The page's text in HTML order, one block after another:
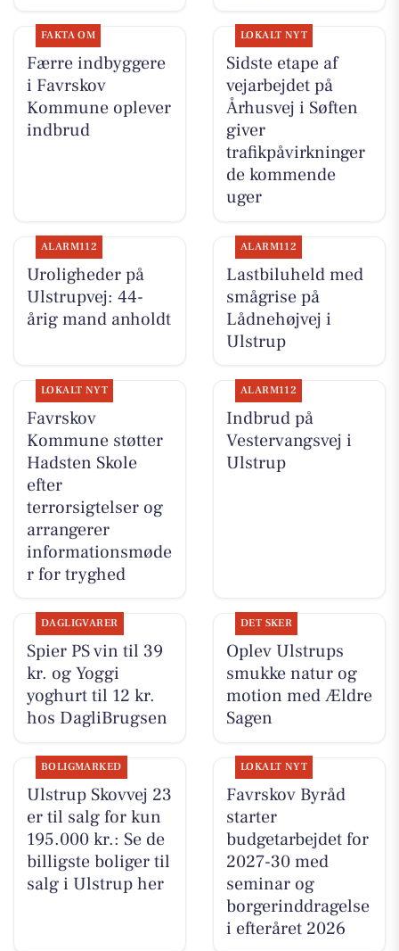
FAKTA OM
Færre indbyggere
i Favrskov
Kommune oplever
indbrud
LOKALT NYT
Sidste etape af
vejarbejdet på
Århusvej i Søften
giver
trafikpåvirkninger
de kommende
uger
ALARM112
Uroligheder på
Ulstrupvej: 44-
årig mand anholdt
ALARM112
Lastbiluheld med
smågrise på
Lådnehøjvej i
Ulstrup
LOKALT NYT
Favrskov
Kommune støtter
Hadsten Skole
efter
terrorsigtelser og
arrangerer
informationsmøde
r for tryghed
ALARM112
Indbrud på
Vestervangsvej i
Ulstrup
DAGLIGVARER
Spier PS vin til 39
kr. og Yoggi
yoghurt til 12 kr.
hos DagliBrugsen
DET SKER
Oplev Ulstrups
smukke natur og
motion med Ældre
Sagen
BOLIGMARKED
Ulstrup Skovvej 23
er til salg for kun
195.000 kr.: Se de
billigste boliger til
salg i Ulstrup her
LOKALT NYT
Favrskov Byråd
starter
budgetarbejdet for
2027-30 med
seminar og
borgerinddragelse
i efteråret 2026